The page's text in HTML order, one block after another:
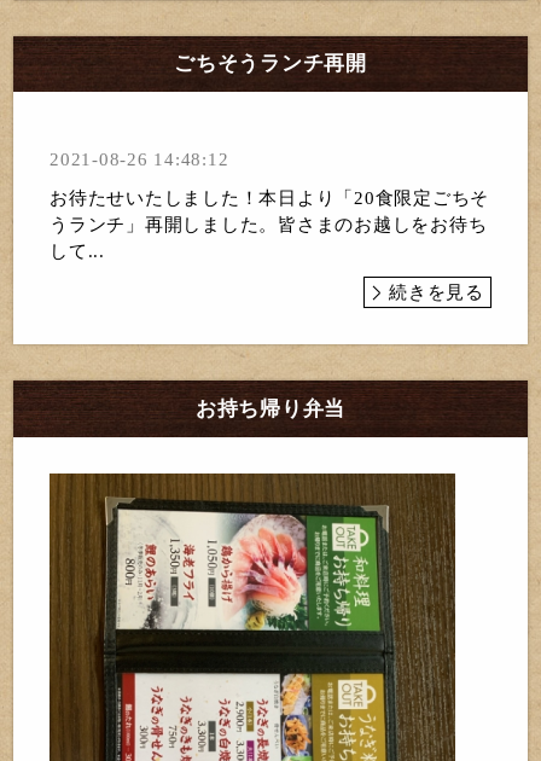
ごちそうランチ再開
2021-08-26 14:48:12
お待たせいたしました！本日より「20食限定ごちそ
うランチ」再開しました。皆さまのお越しをお待ち
して...
続きを見る
お持ち帰り弁当